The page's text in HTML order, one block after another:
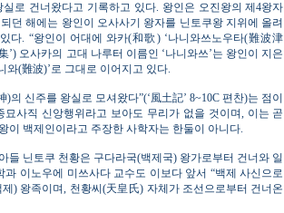
로 건너왔다고 기록하고 있다. 왕인은 오진왕의 제4왕자
던 해에는 왕인이 오사사기 왕자를 닌토쿠왕 지위에 올려
다. “왕인이 어대에 와카(和歌) ‘나니와쓰노우타(難波津
오사카의 고대 나루터 이름인 ‘나니와쓰’는 왕인이 지은
와(難波)’로 그대로 이어지고 있다.
신주를 왕실로 모셔왔다”(‘風土記’ 8~10C 편찬)는 점이
사직 신앙행위라고 보아도 무리가 없을 것이며, 이는 곧
이 백제인이라고 주장한 사학자는 한둘이 아니다.
들 닌토쿠 천황은 구다라국(백제국) 왕가로부터 건너와 일
이노우에 미쓰사다 교수도 이보다 앞서 “백제 사신으로
) 왕족이며, 천황씨(天皇氏) 자체가 조선으로부터 건너온